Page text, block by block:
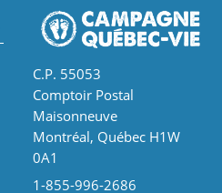
C.P. 55053
Comptoir Postal
Maisonneuve
Montréal, Québec H1W
0A1
1-855-996-2686